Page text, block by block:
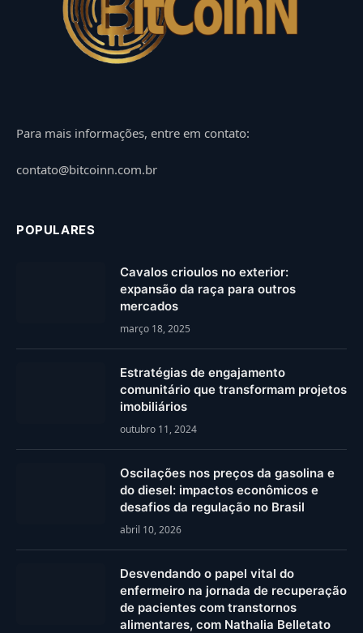
Para mais informações, entre em contato:
contato@bitcoinn.com.br
POPULARES
Cavalos crioulos no exterior:
expansão da raça para outros
mercados
março 18, 2025
Estratégias de engajamento
comunitário que transformam projetos
imobiliários
outubro 11, 2024
Oscilações nos preços da gasolina e
do diesel: impactos econômicos e
desafios da regulação no Brasil
abril 10, 2026
Desvendando o papel vital do
enfermeiro na jornada de recuperação
de pacientes com transtornos
alimentares, com Nathalia Belletato